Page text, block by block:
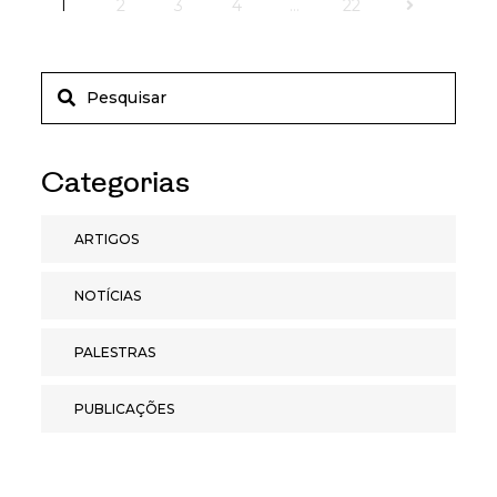
2 3 4 … 22
Categorias
ARTIGOS
NOTÍCIAS
PALESTRAS
PUBLICAÇÕES